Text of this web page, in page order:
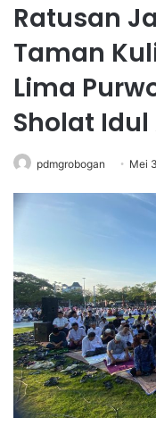
Ratusan
Taman
Lima
Sholat Idul
pdmgrobogan Mei